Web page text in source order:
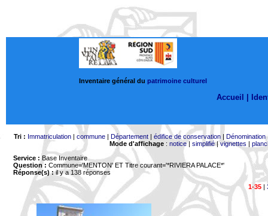
Inventaire général du patrimoine culturel
Accueil |
Tri : Immatriculation| commune| Département| édifice de conservation| Dénomination
Mode d'affichage: notice| simplifié|vignettes |
Service : Base Inventaire
Question : Commune='MENTON' ET Titre courant='*RIVIERA PALACE*'
Réponse(s) :il y a 138 réponses
1-35|